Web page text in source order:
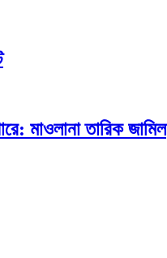
মাওলানা তারিক জামিল